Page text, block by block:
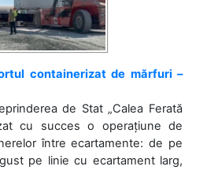
containerizat de mărfuri –
de Stat „Calea Ferată
cu succes o operațiune de
între ecartamente: de pe
pe linie cu ecartament larg,